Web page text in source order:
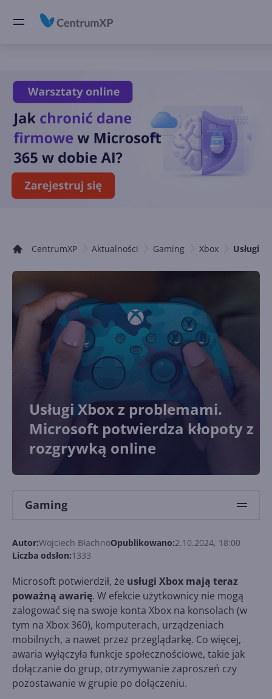
CentrumXP Aktualności Gaming Xbox Usługi
Usługi Xbox z problemami.
Microsoft potwierdza kłopoty z
rozgrywką online
Gaming
Autor:Wojciech BłachnoOpublikowano:2.10.2024, 18:00
Liczba odsłon:1333
Microsoft potwierdził, że usługi Xbox mają teraz
poważną awarię. W efekcie użytkownicy nie mogą
zalogować się na swoje konta Xbox na konsolach (w
tym na Xbox 360), komputerach, urządzeniach
mobilnych, a nawet przez przeglądarkę. Co więcej,
awaria wyłączyła funkcje społecznościowe, takie jak
dołączanie do grup, otrzymywanie zaproszeń czy
pozostawanie w grupie po dołączeniu.